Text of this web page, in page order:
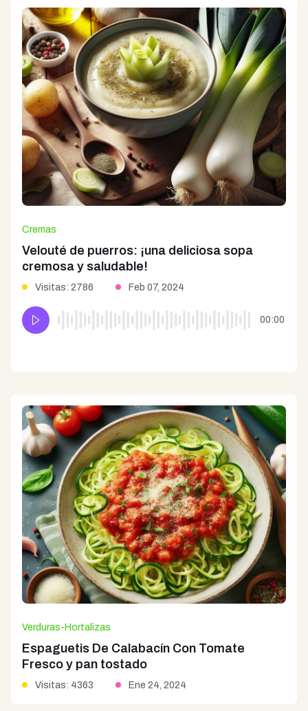
Cremas
Velouté de puerros: ¡una deliciosa sopa
cremosa y saludable!
Visitas: 2786 Feb 07, 2024
00:00
Verduras-Hortalizas
Espaguetis De Calabacín Con Tomate
Fresco y pan tostado
Visitas: 4363 Ene 24, 2024